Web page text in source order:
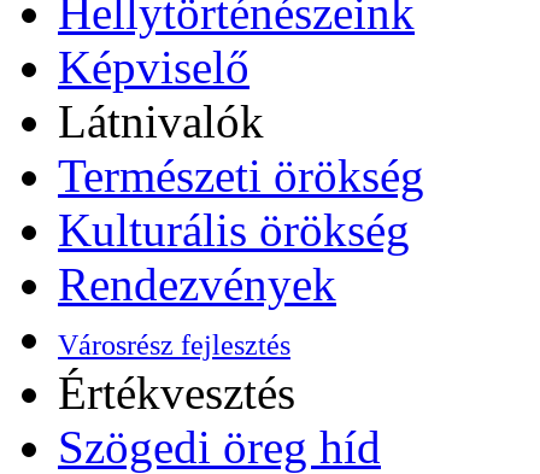
Hellytörténészeink
Képviselő
Látnivalók
Természeti örökség
Kulturális örökség
Rendezvények
Városrész fejlesztés
Értékvesztés
Szögedi öreg híd